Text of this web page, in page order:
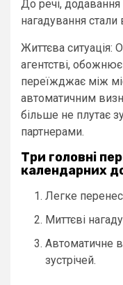
До речі, додавання
нагадування
Життєва
агентстві,
переїжджає між
автоматичним
більше не плутає
партнерами.
Три головні
календарних
Легке
Миттєві
Автоматичне
зустрічей.